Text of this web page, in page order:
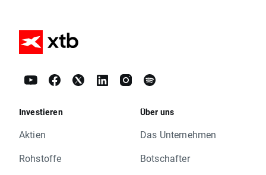
Investieren
Aktien
Rohstoffe
Über uns
Das Unternehmen
Botschafter